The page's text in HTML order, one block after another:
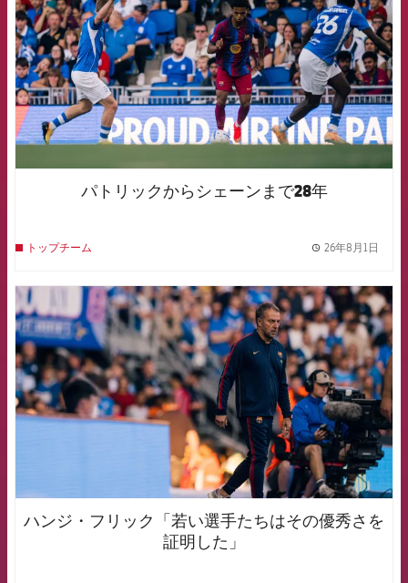
パトリックからシェーンまで28年
トップチーム 26年8月1日
FCB Barcelona badge
ハンジ・フリック「若い選手たちはその優秀さを
証明した」